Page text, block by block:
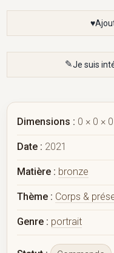
Je suis
Dimensions : 0 × 0 × 0
Date : 2021
Matière : bronze
Thème : Corps &
Genre : portrait